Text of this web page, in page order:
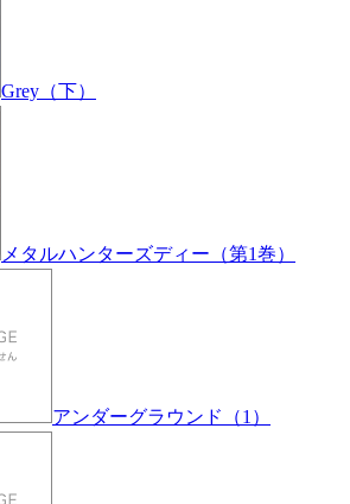
Grey（下）
メタルハンターズディー（第1巻）
アンダーグラウンド（1）